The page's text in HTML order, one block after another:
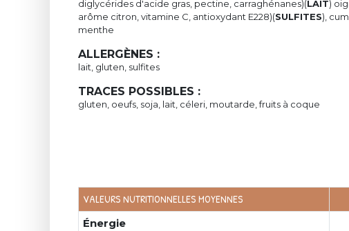
diglycérides d'acide gras, pectine, carraghénanes)(LAIT)
arôme citron, vitamine C, antioxydant E228)(SULFITES),
menthe
ALLERGÈNES :
lait, gluten, sulfites
TRACES POSSIBLES :
gluten, oeufs, soja, lait, céleri, moutarde, fruits à coque
VALEURS NUTRITIONNELLES MOYENNES
Énergie